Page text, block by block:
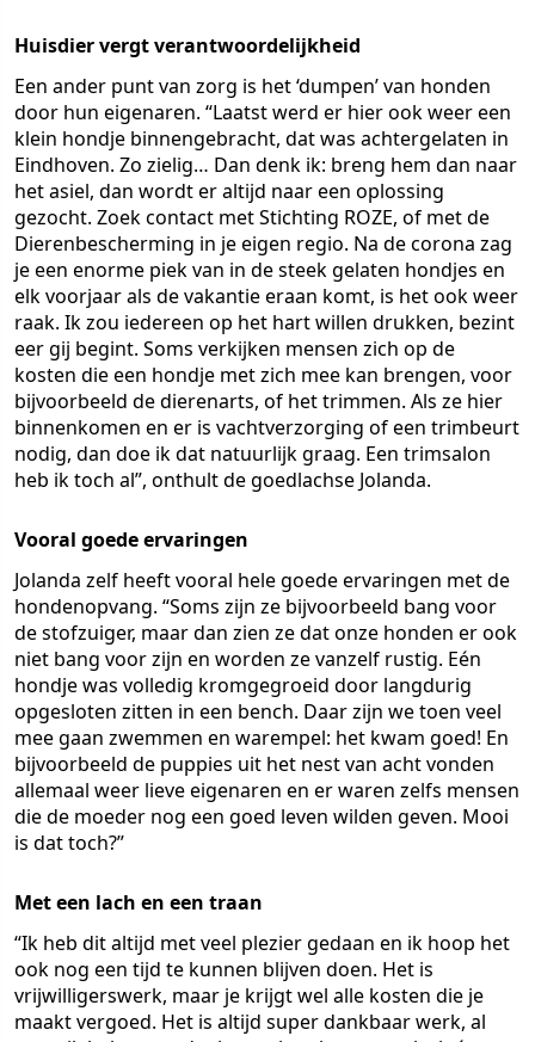
Huisdier vergt verantwoordelijkheid
Een ander punt van zorg is het ‘dumpen’ van honden
door hun eigenaren. “Laatst werd er hier ook weer een
klein hondje binnengebracht, dat was achtergelaten in
Eindhoven. Zo zielig… Dan denk ik: breng hem dan naar
het asiel, dan wordt er altijd naar een oplossing
gezocht. Zoek contact met Stichting ROZE, of met de
Dierenbescherming in je eigen regio. Na de corona zag
je een enorme piek van in de steek gelaten hondjes en
elk voorjaar als de vakantie eraan komt, is het ook weer
raak. Ik zou iedereen op het hart willen drukken, bezint
eer gij begint. Soms verkijken mensen zich op de
kosten die een hondje met zich mee kan brengen, voor
bijvoorbeeld de dierenarts, of het trimmen. Als ze hier
binnenkomen en er is vachtverzorging of een trimbeurt
nodig, dan doe ik dat natuurlijk graag. Een trimsalon
heb ik toch al”, onthult de goedlachse Jolanda.
Vooral goede ervaringen
Jolanda zelf heeft vooral hele goede ervaringen met de
hondenopvang. “Soms zijn ze bijvoorbeeld bang voor
de stofzuiger, maar dan zien ze dat onze honden er ook
niet bang voor zijn en worden ze vanzelf rustig. Eén
hondje was volledig kromgegroeid door langdurig
opgesloten zitten in een bench. Daar zijn we toen veel
mee gaan zwemmen en warempel: het kwam goed! En
bijvoorbeeld de puppies uit het nest van acht vonden
allemaal weer lieve eigenaren en er waren zelfs mensen
die de moeder nog een goed leven wilden geven. Mooi
is dat toch?”
Met een lach en een traan
“Ik heb dit altijd met veel plezier gedaan en ik hoop het
ook nog een tijd te kunnen blijven doen. Het is
vrijwilligerswerk, maar je krijgt wel alle kosten die je
maakt vergoed. Het is altijd super dankbaar werk, al